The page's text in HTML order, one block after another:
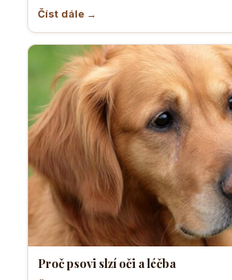
Číst dále →
Proč psovi slzí oči a léčba